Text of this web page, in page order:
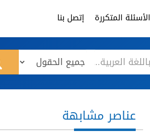
الأسئلة المتكررة إتصل بنا
عناصر مشابهة